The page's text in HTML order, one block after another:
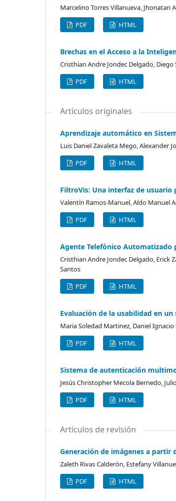
Marcelino Torres Villanueva, Jhonatan
PDF
HTML
Brechas en el Acceso a la
Cristhian Andre Jondec Delgado,
PDF
HTML
Artículos originales
Aprendizaje automático en
Luis Daniel Zavaleta Mego, Alexander
PDF
HTML
FiltroVis: Una interfaz de usuario
Valentín Ramos-Manuel, Aldo Manuel
PDF
HTML
Agente Telefónico Automatizado
Cristhian Andre Jondec Delgado, Erick
Santos
PDF HTML
Evaluación de la usabilidad en
Maria Soledad Martinez, Daniel
PDF
HTML
Sistema de autenticación
Jesús Christopher Mecola Bernedo,
PDF
HTML
Artículos de revisión
Generación de imágenes a
Zaleth Rivas Calderón, Estefany
PDF
HTML